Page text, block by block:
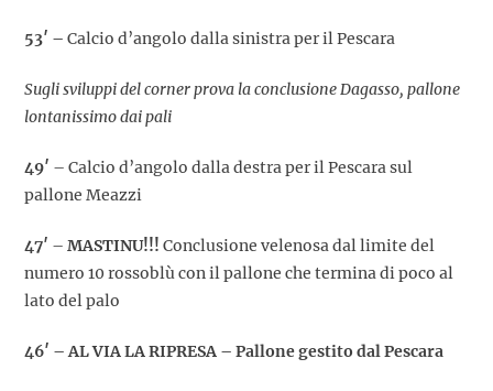
53′ – Calcio d’angolo dalla sinistra per il Pescara
Sugli sviluppi del corner prova la conclusione Dagasso, pallone
lontanissimo dai pali
49′ – Calcio d’angolo dalla destra per il Pescara sul
pallone Meazzi
47′ – MASTINU!!! Conclusione velenosa dal limite del
numero 10 rossoblù con il pallone che termina di poco al
lato del palo
46′ –AL VIA LA RIPRESA – Pallone gestito dal Pescara